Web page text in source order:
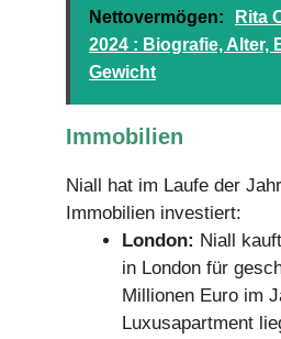
Nettovermögen:
Rita
2024 : Biografie, Alter,
Gewicht
Immobilien
Niall hat im Laufe der
Immobilien investiert:
London: Niall
in London für
Millionen Euro im
Luxusapartment